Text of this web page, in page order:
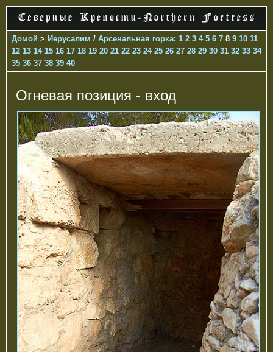
Домой > Иерусалим / Арсенальная горка: 1 2 3 4 5 6 7 8 9 10 11
12 13 14 15 16 17 18 19 20 21 22 23 24 25 26 27 28 29 30 31 32 33 34
35 36 37 38 39 40
Огневая позиция - вход